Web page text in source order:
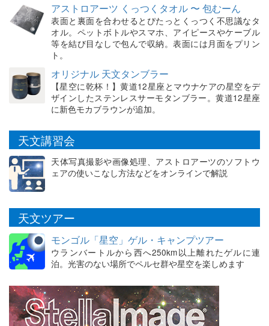
アストロアーツ くっつくタオル 〜 包むーん
表面と裏面を合わせるとぴたっとくっつく不思議なタ
オル。ペットボトルやスマホ、アイピースやケーブル
等を結び目なしで包んで収納。表面には月面をプリン
ト。
オリジナル 天文タンブラー
【星空に乾杯！】黄道12星座とマウナケアの星空をデ
ザインしたステンレスサーモタンブラー。黄道12星座
に新色モカブラウンが追加。
天文講習会
天体写真撮影や画像処理、アストロアーツのソフトウ
ェアの使いこなし方法などをオンラインで解説
天文ツアー
モンゴル「星空」ゲル・キャンプツアー
ウランバートルから西へ250km以上離れたゲルに連
泊。光害のない場所でペルセ群や星空を楽しめます